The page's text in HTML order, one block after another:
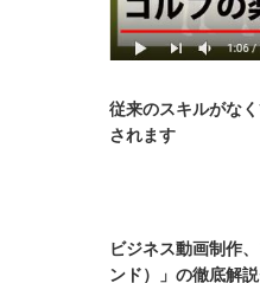
従来のスキルがな
されます
ビジネス動画制作
ンド）」の徹底解